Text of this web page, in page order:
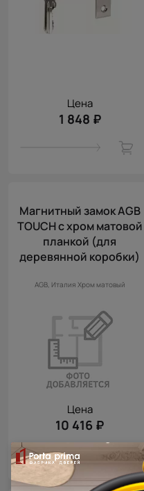
Цена
1 848 ₽
Магнитный замок AGB
TOUCH с хром матовой
планкой (для
деревянной коробки)
AGB, Италия Хром матовый
Цена
10 416 ₽